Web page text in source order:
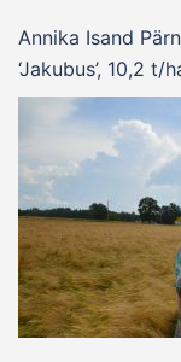
Annika Isand
‘Jakubus’, 10,2 t/